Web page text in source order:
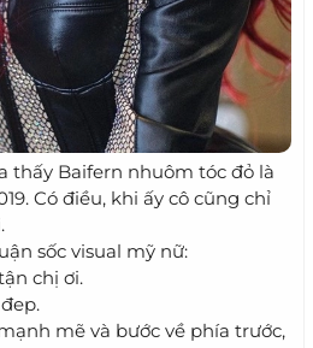
thấy Baifern nhuôm tóc đỏ là
Có điều, khi ấy cô cũng chỉ
sốc visual mỹ nữ:
chị ơi.
mẽ và bước về phía trước,